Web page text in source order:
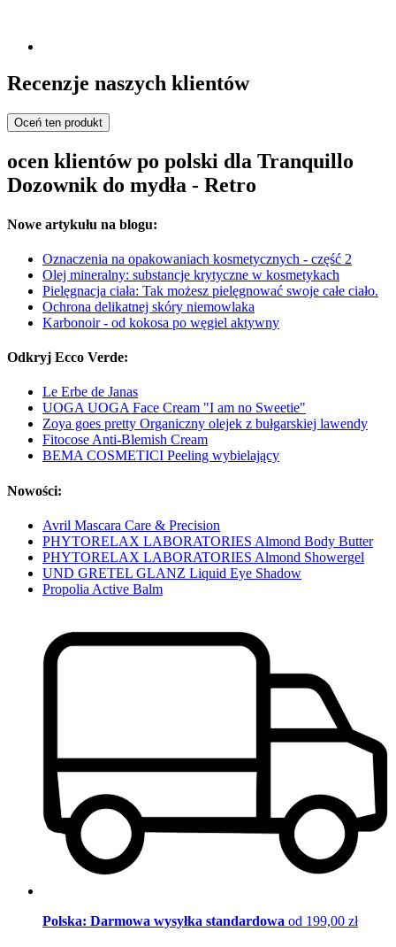
Recenzje naszych klientów
Oceń ten produkt
ocen klientów po polski dla Tranquillo
Dozownik do mydła - Retro
Nowe artykułu na blogu:
Oznaczenia na opakowaniach kosmetycznych - część 2
Olej mineralny: substancje krytyczne w kosmetykach
Pielęgnacja ciała: Tak możesz pielęgnować swoje całe ciało.
Ochrona delikatnej skóry niemowlaka
Karbonoir - od kokosa po węgiel aktywny
Odkryj Ecco Verde:
Le Erbe de Janas
UOGA UOGA Face Cream "I am no Sweetie"
Zoya goes pretty Organiczny olejek z bułgarskiej lawendy
Fitocose Anti-Blemish Cream
BEMA COSMETICI Peeling wybielający
Nowości:
Avril Mascara Care & Precision
PHYTORELAX LABORATORIES Almond Body Butter
PHYTORELAX LABORATORIES Almond Showergel
UND GRETEL GLANZ Liquid Eye Shadow
Propolia Active Balm
Polska: Darmowa wysyłka standardowa od 199,00 zł